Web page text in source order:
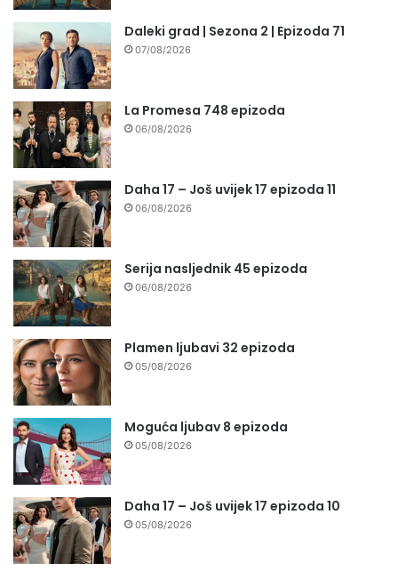
Daleki grad | Sezona 2 | Epizoda 71
07/08/2026
La Promesa 748 epizoda
06/08/2026
Daha 17 – Još uvijek 17 epizoda 11
06/08/2026
Serija nasljednik 45 epizoda
06/08/2026
Plamen ljubavi 32 epizoda
05/08/2026
Moguća ljubav 8 epizoda
05/08/2026
Daha 17 – Još uvijek 17 epizoda 10
05/08/2026